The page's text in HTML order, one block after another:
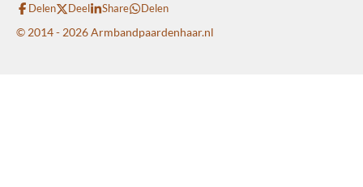
Delen Deel Share Delen
© 2014 - 2026 Armbandpaardenhaar.nl